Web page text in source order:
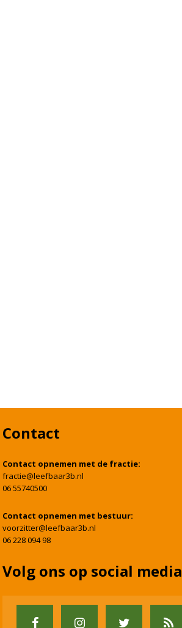
Contact
Contact opnemen met de fractie:
fractie@leefbaar3b.nl
06 55740500
Contact opnemen met bestuur:
voorzitter@leefbaar3b.nl
06 228 094 98
Volg ons op social media